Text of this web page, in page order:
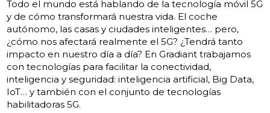
Todo el mundo está hablando de la tecnología móvil 5G
y de cómo transformará nuestra vida. El coche
autónomo, las casas y ciudades inteligentes… pero,
¿cómo nos afectará realmente el 5G? ¿Tendrá tanto
impacto en nuestro día a día? En Gradiant trabajamos
con tecnologías para facilitar la conectividad,
inteligencia y seguridad: inteligencia artificial, Big Data,
IoT… y también con el conjunto de tecnologías
habilitadoras 5G.